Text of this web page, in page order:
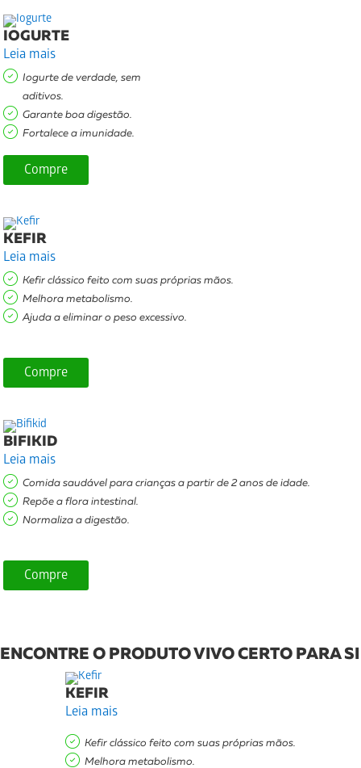
IOGURTE
Leia mais
Iogurte de verdade, sem
aditivos.
Garante boa digestão.
Fortalece a imunidade.
Compre
KEFIR
Leia mais
Kefir clássico feito com suas próprias mãos.
Melhora metabolismo.
Ajuda a eliminar o peso excessivo.
Compre
BIFIKID
Leia mais
Comida saudável para crianças a partir de 2 anos de idade.
Repõe a flora intestinal.
Normaliza a digestão.
Compre
ENCONTRE O PRODUTO VIVO CERTO PARA SI
KEFIR
Leia mais
Kefir clássico feito com suas próprias mãos.
Melhora metabolismo.